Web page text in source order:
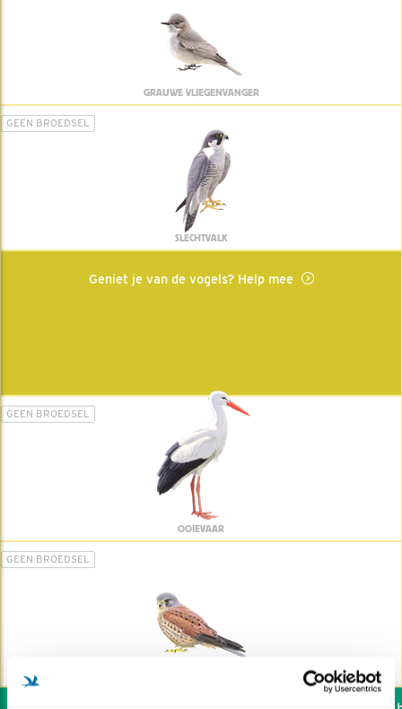
GRAUWE VLIEGENVANGER
GEEN BROEDSEL
SLECHTVALK
Geniet je van de vogels? Help mee
GEEN BROEDSEL
OOIEVAAR
GEEN BROEDSEL